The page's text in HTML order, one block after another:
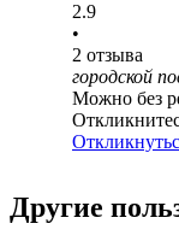
2.9
•
2 отзыва
городской
Можно без
Другие